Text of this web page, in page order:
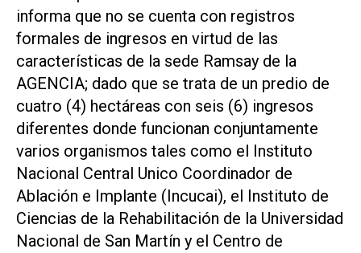
informa que no se cuenta con registros
formales de ingresos en virtud de las
características de la sede Ramsay de la
AGENCIA; dado que se trata de un predio de
cuatro (4) hectáreas con seis (6) ingresos
diferentes donde funcionan conjuntamente
varios organismos tales como el Instituto
Nacional Central Unico Coordinador de
Ablación e Implante (Incucai), el Instituto de
Ciencias de la Rehabilitación de la Universidad
Nacional de San Martín y el Centro de